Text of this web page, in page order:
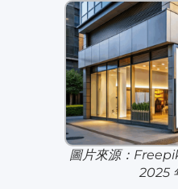
圖片來源：
2025